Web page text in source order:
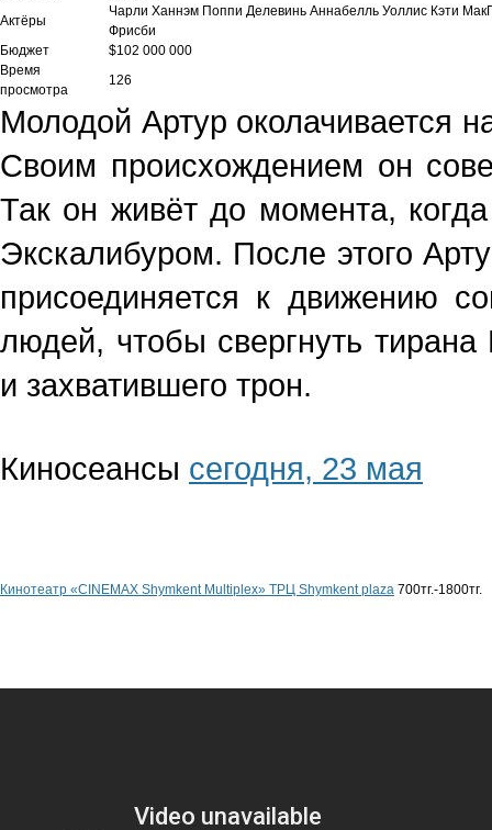
Актёры
Чарли Ханнэм Поппи Делевинь Аннабелль Уоллис Кэти
Фрисби
Бюджет
$102 000 000
Время
просмотра
126
Молодой Артур околачивается
Своим происхождением он
Так он живёт до момента,
Экскалибуром. После этого
присоединяется к движению
людей, чтобы свергнуть
и захватившего трон.
Киносеансы сегодня, 23 мая
Кинотеатр «CINEMAX Shymkent Multiplex» ТРЦ Shymkent plaza 700тг.-1800тг.